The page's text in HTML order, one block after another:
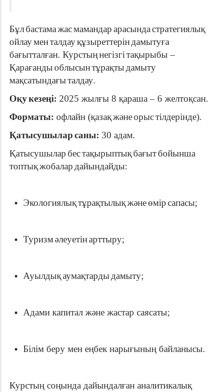
Бұлбастамажасмамандарарасындастратегиялық
ойлаументалдауқұзыреттеріндамытуға
бағытталған. Курстыңнегізгітақырыбы–
Қарағандыоблысынтұрақтыдамыту
мақсатындағыталдау.
Оқукезеңі: 2025 жылғы 8 қараша – 6 желтоқсан.
Форматы: офлайн (қазақжәнеорыстілдерінде).
Қатысушыларсаны: 30 адам.
Қатысушылар бестақырыптықбағытбойынша
топтықжобалар дайындайды:
Экологиялықтұрақтылықжәнеөмірсапасы;
Туризмәлеуетінарттыру;
Ауылдықаумақтардыдамыту;
Адами капитал және жастар саясаты;
Білім беру мен еңбек нарығының байланысы.
Курстың соңында дайындалған аналитикалық